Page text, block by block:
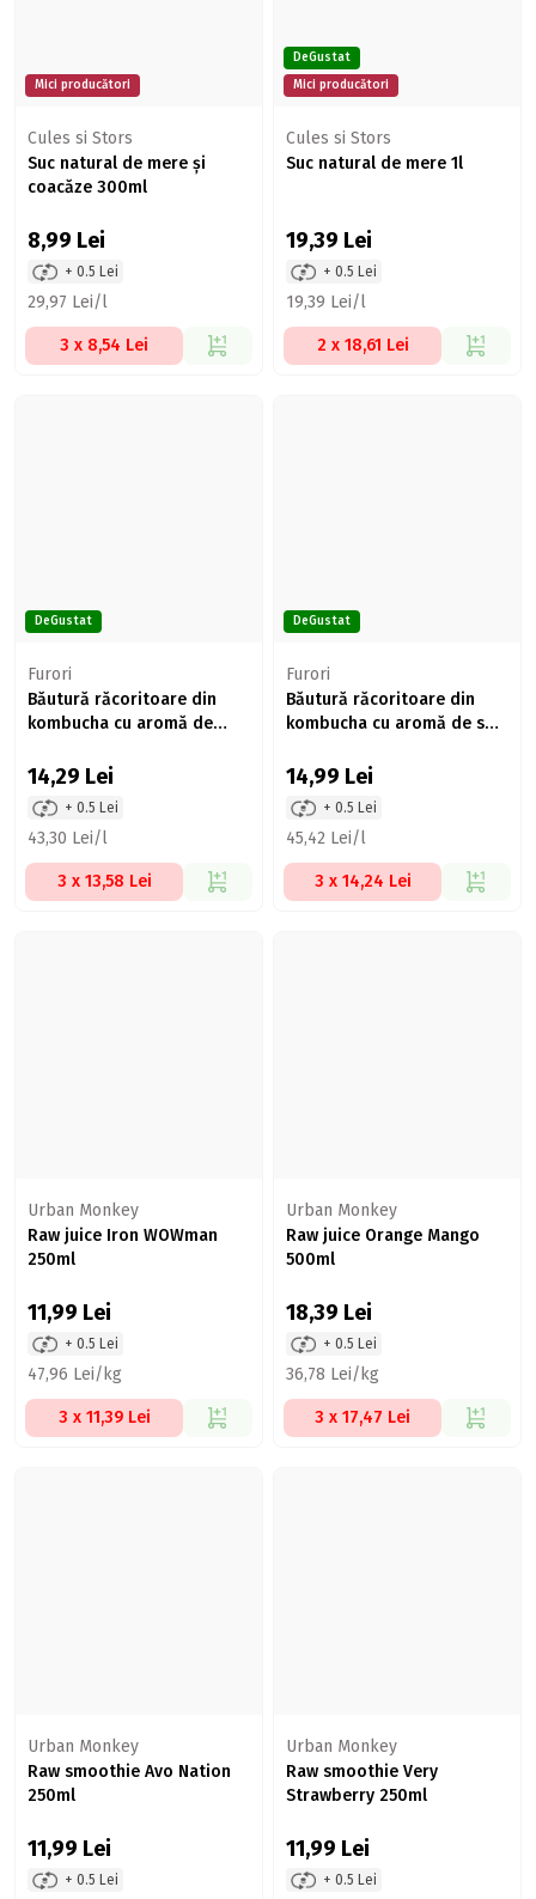
Mici producători
Cules si Stors
Suc natural de mere şi
coacăze 300ml
8,99 Lei
+ 0.5 Lei
29,97 Lei/l
3 x 8,54 Lei
DeGustat
Mici producători
Cules si Stors
Suc natural de mere 1l
19,39 Lei
+ 0.5 Lei
19,39 Lei/l
2 x 18,61 Lei
DeGustat
Furori
Băutură răcoritoare din
kombucha cu aromă de
14,29 Lei
+ 0.5 Lei
43,30 Lei/l
3 x 13,58 Lei
DeGustat
Furori
Băutură răcoritoare din
kombucha cu aromă de soc
14,99 Lei
+ 0.5 Lei
45,42 Lei/l
3 x 14,24 Lei
Urban Monkey
Raw juice Iron WOWman
250ml
11,99 Lei
+ 0.5 Lei
47,96 Lei/kg
3 x 11,39 Lei
Urban Monkey
Raw juice Orange Mango
500ml
18,39 Lei
+ 0.5 Lei
36,78 Lei/kg
3 x 17,47 Lei
Urban Monkey
Raw smoothie Avo Nation
250ml
11,99 Lei
+ 0.5 Lei
Urban Monkey
Raw smoothie Very
Strawberry 250ml
11,99 Lei
+ 0.5 Lei